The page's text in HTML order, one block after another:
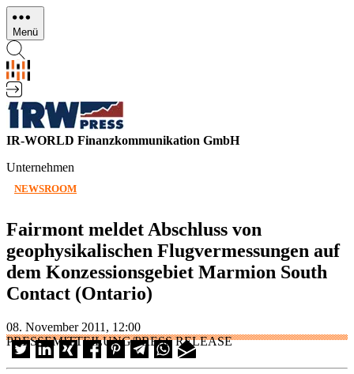
Direkt
zum
Inhalt
Menü
IR-WORLD Finanzkommunikation GmbH
Unternehmen
NEWSROOM
Fairmont meldet Abschluss von
geophysikalischen Flugvermessungen auf
dem Konzessionsgebiet Marmion South
Contact (Ontario)
08. November 2011, 12:00
PRESSEMITTEILUNG/PRESS RELEASE